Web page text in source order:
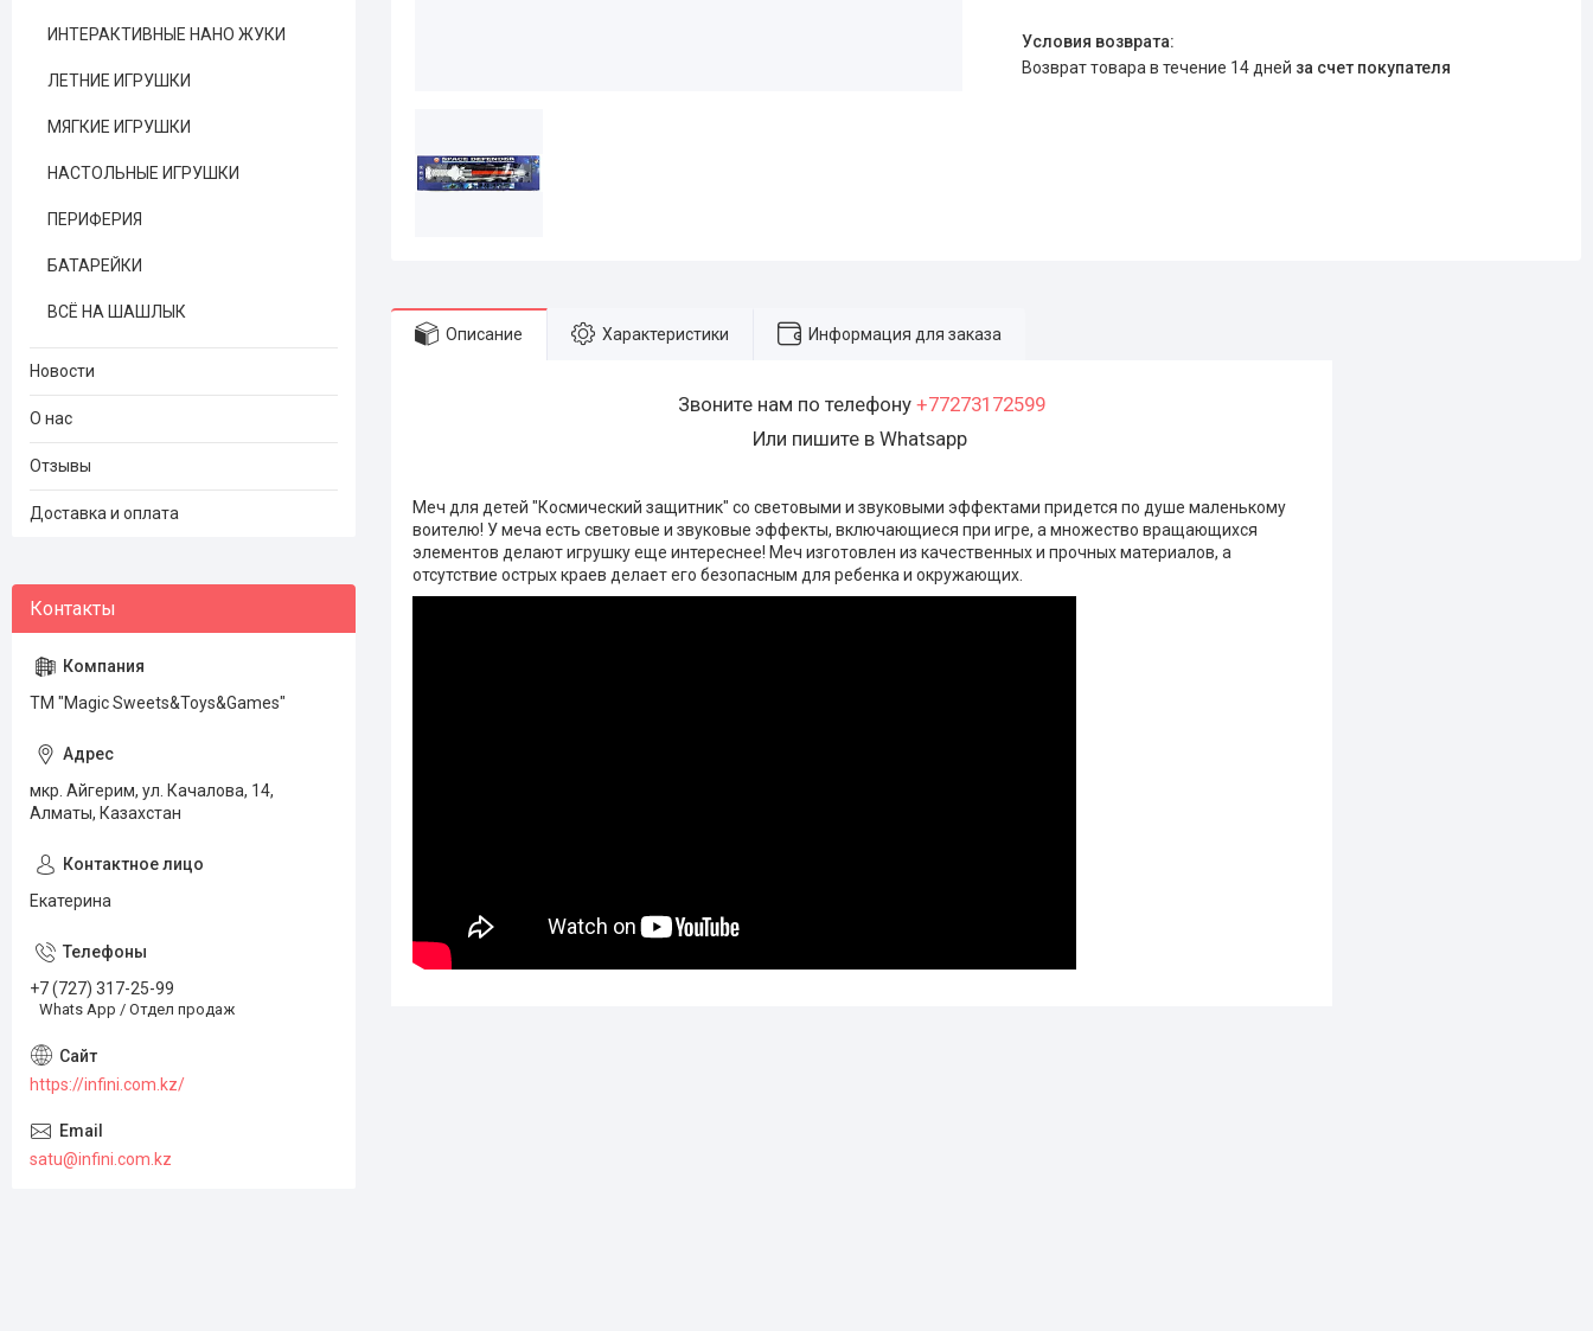
возврат товара в течение 14 дней за счет покупателя
Описание Характеристики Информация для заказа
Звоните нам по телефону +77273172599
Или пишите в Whatsapp
Меч для детей "Космический защитник" со световыми и звуковыми эффектами придется по душе маленькому
воителю! У меча есть световые и звуковые эффекты, включающиеся при игре, а множество вращающихся
элементов делают игрушку еще интереснее! Меч изготовлен из качественных и прочных материалов, а
отсутствие острых краев делает его безопасным для ребенка и окружающих.
ИНТЕРАКТИВНЫЕ НАНО ЖУКИ
ЛЕТНИЕ ИГРУШКИ
МЯГКИЕ ИГРУШКИ
НАСТОЛЬНЫЕ ИГРУШКИ
ПЕРИФЕРИЯ
БАТАРЕЙКИ
ВСЁ НА ШАШЛЫК
Новости
О нас
Отзывы
Доставка и оплата
ТМ "Magic Sweets&Toys&Games"
мкр. Айгерим, ул. Качалова, 14,
Алматы, Казахстан
Екатерина
+7 (727) 317-25-99
Whats App / Отдел продаж
https://infini.com.kz/
satu@infini.com.kz